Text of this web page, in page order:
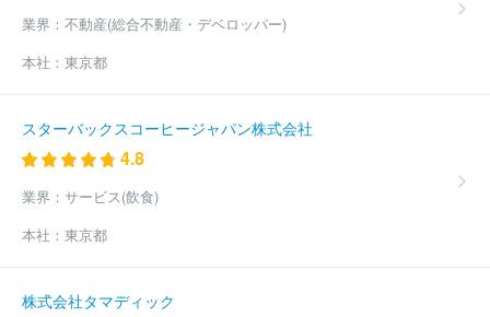
業界： 不動産(総合不動産・デベロッパー)
本社： 東京都
スターバックスコーヒージャパン株式会社
4.8
業界： サービス(飲食)
本社： 東京都
株式会社タマディック